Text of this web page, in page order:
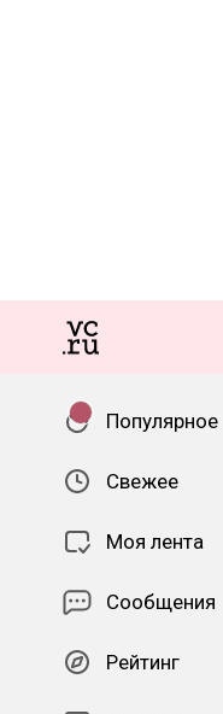
Популярное
Свежее
Моя лента
Сообщения
Рейтинг